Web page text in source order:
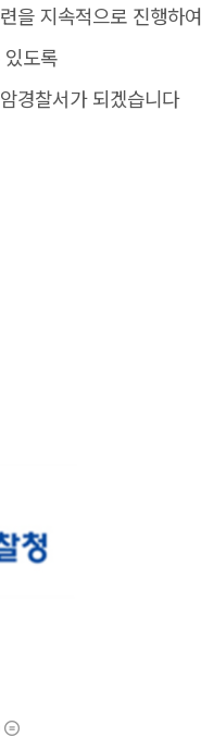
을 지속적으로 진행하여
도록
경찰서가 되겠습니다